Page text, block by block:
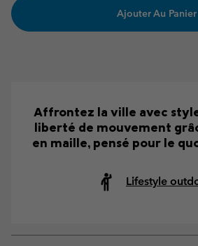
Ajouter Au Panier
Affrontez la ville avec
liberté de mouvement
en maille, pensé pour le
Lifestyle